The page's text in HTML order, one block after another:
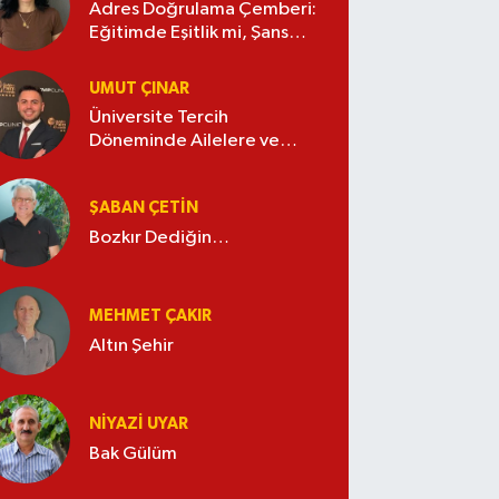
Adres Doğrulama Çemberi:
Eğitimde Eşitlik mi, Şans
UMUT ÇINAR
Üniversite Tercih
Döneminde Ailelere ve
ŞABAN ÇETIN
Bozkır Dediğin…
MEHMET ÇAKIR
Altın Şehir
NIYAZI UYAR
Bak Gülüm